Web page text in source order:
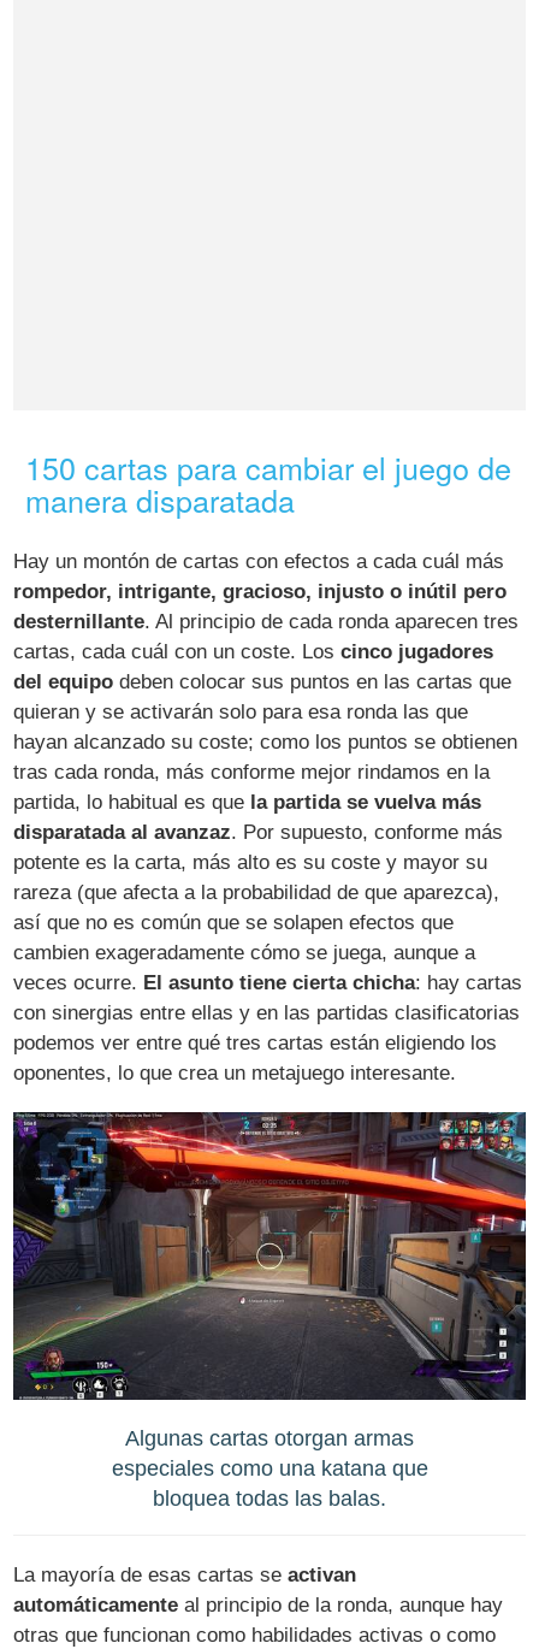
150 cartas para cambiar el juego de
manera disparatada
Hay un montón de cartas con efectos a cada cuál más
rompedor, intrigante, gracioso, injusto o inútil pero
desternillante. Al principio de cada ronda aparecen tres
cartas, cada cuál con un coste. Loscinco jugadores
del equipo deben colocar sus puntos en las cartas que
quieran y se activarán solo para esa ronda las que
hayan alcanzado su coste; como los puntos se obtienen
tras cada ronda, más conforme mejor rindamos en la
partida, lo habitual es que la partida se vuelva más
disparatada al avanzaz. Por supuesto, conforme más
potente es la carta, más alto es su coste y mayor su
rareza (que afecta a la probabilidad de que aparezca),
así que no es común que se solapen efectos que
cambien exageradamente cómo se juega, aunque a
veces ocurre. El asunto tiene cierta chicha: hay cartas
con sinergias entre ellas y en las partidas clasificatorias
podemos ver entre qué tres cartas están eligiendo los
oponentes, lo que crea un metajuego interesante.
Algunas cartas otorgan armas
especiales como una katana que
bloquea todas las balas.
La mayoría de esas cartas seactivan
automáticamente al principio de la ronda, aunque hay
otras que funcionan como habilidades activas o como